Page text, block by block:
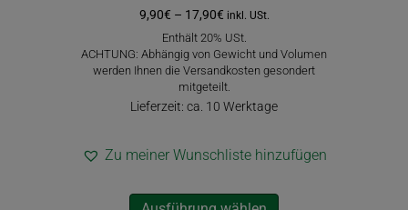
9,90€ – 17,90€Preisspanne:
9,90€
bis
17,90€
inkl. USt.
Enthält 20% USt.
ACHTUNG: Abhängig von Gewicht und Volumen
werden Ihnen die Versandkosten gesondert
mitgeteilt.
Lieferzeit: ca. 10 Werktage
Zu meiner Wunschliste hinzufügen